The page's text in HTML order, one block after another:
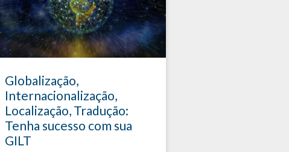
Globalização,
Internacionalização,
Localização, Tradução:
Tenha sucesso com sua
GILT